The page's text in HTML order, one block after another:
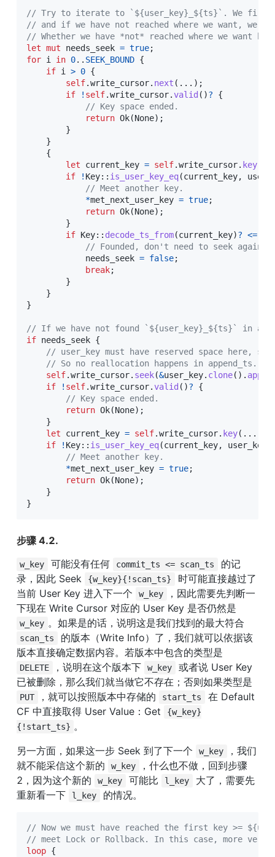
// Try to iterate to `${user_key}_${ts}`. We
// and if we have not reached where we want, we
// Whether we have *not* reached where we want
let mut needs_seek = true;
for i in 0.. SEEK_BOUND {
if i > 0 {
self.write_cursor. next ( ... ) ;
if
! self.write_cursor.valid ( )?
{
// Key space ended.
return Ok(None) ;
}
}
{
let current_key = self.write_cursor. key
if
! Key:: is_user_key_eq(current_key,
// Meet another key.
*met_next_user_key = true;
return Ok(None) ;
}
if Key:: decode_ts_from(current_key)? <=
// Founded, don't need to seek again.
            needs_seek
= false;
break;
}
}
}
// If we have not found `${user_key}_${ts}` in a
if needs_seek {
// user_key must have reserved space here,
// So no reallocation happens in append_ts.
self.write_cursor. seek(&user_key. clone( ) .
if
! self.write_cursor.valid ( )?
{
// Key space ended.
return Ok(None) ;
}
let current_key = self.write_cursor. key( ...
if
! Key:: is_user_key_eq(current_key, user_key
// Meet another key.
*met_next_user_key = true;
return Ok(None) ;
}
}
步骤 4.2.
w_key 可能没有任何 commit_ts <= scan_ts
的记
录，因此 Seek
{w_key}{!scan_ts}
时可能直接越过了
当前 User Key 进入下一个
w_key
，因此需要先判断一
w_key
scan_ts
的版本（Write Info）了，我们就可以依据该
DELETE ，说明在这个版本下 w_key
或者说 User Key
PUT ，就可以按照版本中存储的 start_ts
在 Default
CF 中直接取得 User Value：Get
{w_key}
{!start_ts} 。
另一方面，如果这一步 Seek 到了下一个
w_key
，我们
就不能采信这个新的
w_key
，什么也不做，回到步骤
2，因为这个新的
w_key 可能比 l_key
大了，需要先
重新看一下
l_key 的情况。
// Now we must have reached the first key >=
// meet Lock or Rollback. In this case, more
loop {